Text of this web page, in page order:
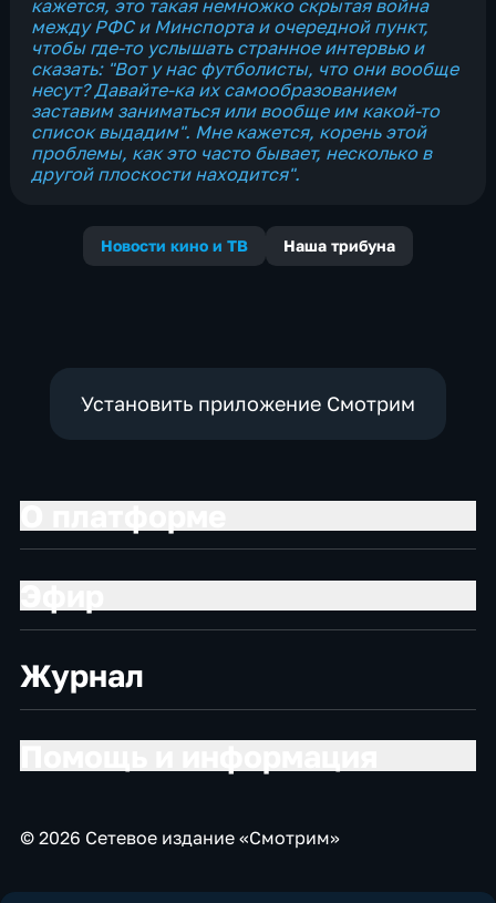
кажется, это такая немножко скрытая война
между РФС и Минспорта и очередной пункт,
чтобы где-то услышать странное интервью и
сказать: "Вот у нас футболисты, что они вообще
несут? Давайте-ка их самообразованием
заставим заниматься или вообще им какой-то
список выдадим". Мне кажется, корень этой
проблемы, как это часто бывает, несколько в
другой плоскости находится".
Новости кино и ТВ Наша трибуна
Установить приложение Смотрим
Журнал
© 2026 Сетевое издание «Смотрим»